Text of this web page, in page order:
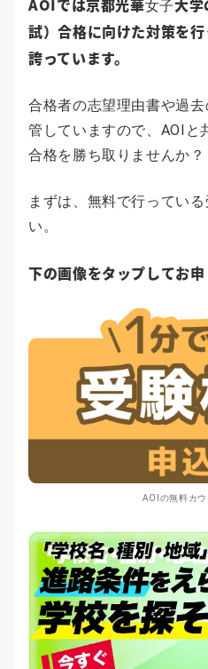
AOIでは京都光華女子大
試）合格に向けた対策を
誇っています。
合格者の志望理由書や過
管していますので、AOIと
合格を勝ち取りませんか？
まずは、無料で行ってい
い。
下の画像をタップしてお申
AOIの無料カ